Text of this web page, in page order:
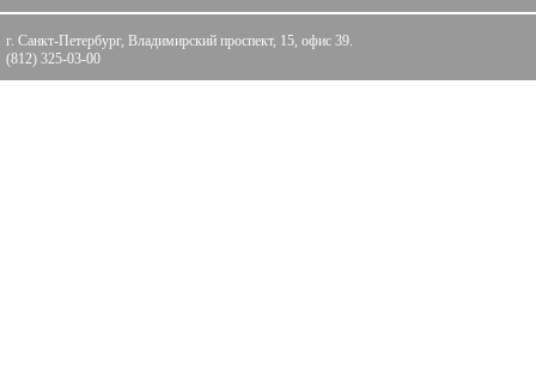
г. Санкт-Петербург, Владимирский проспект, 15, офис 39.
(812) 325-03-00